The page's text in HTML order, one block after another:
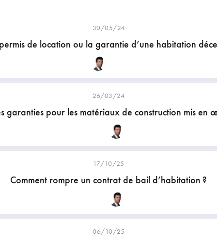
30/05/24
de location ou la garantie d’une habitation
26/03/24
garanties pour les matériaux de construction mis en
17/10/25
Comment rompre un contrat de bail d’habitation ?
06/10/25